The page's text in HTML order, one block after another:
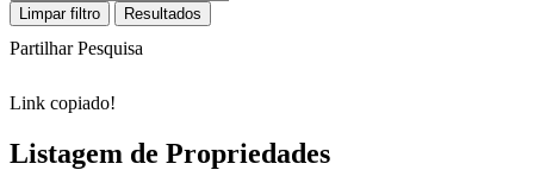
Limpar filtro Resultados
Partilhar Pesquisa
Link copiado!
Listagem de Propriedades